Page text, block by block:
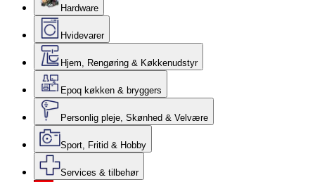
Hardware
Hvidevarer
Hjem, Rengøring & Køkkenudstyr
Epoq køkken & bryggers
Personlig pleje, Skønhed & Velvære
Sport, Fritid & Hobby
Services & tilbehør